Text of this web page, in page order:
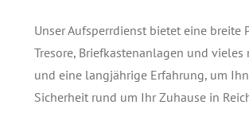
Unser Aufsperrdienst bietet eine
Tresore, Briefkastenanlagen und
und eine langjährige Erfahrung, um
Sicherheit rund um Ihr Zuhause in